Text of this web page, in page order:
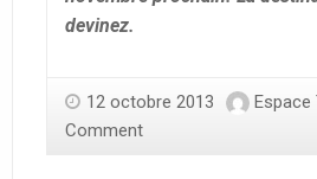
devinez.
12 octobre 2013 Espace
Comment